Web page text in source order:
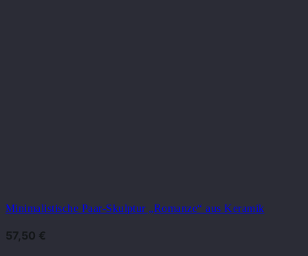
Minimalistische Paar-Skulptur „Romanze“ aus Keramik
57,50 €